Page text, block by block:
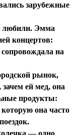
зарубежные
любили. Эмма
концертов:
на
рынок,
ей мед, она
продукты:
которую она часто
— одно